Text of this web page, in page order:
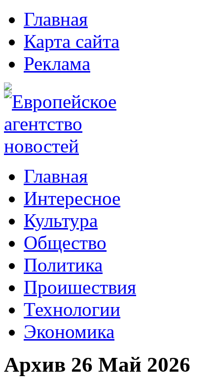
Главная
Карта сайта
Реклама
Главная
Интересное
Культура
Общество
Политика
Проишествия
Технологии
Экономика
Архив 26 Май 2026